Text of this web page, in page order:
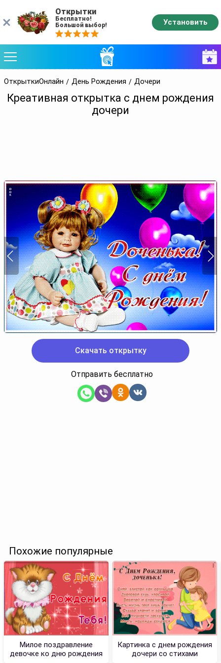
ОткрыткиОнлайн День Рождения Дочери
Креативная открытка с днем рождения
дочери
Скачать открытку
Отправить бесплатно
Похожие популярные
Милое поздравление
девочке ко дню рождения
Картинка с днем рождения
дочери со стихами
Открытки
Бесплатно!
Большой выбор!
Установить